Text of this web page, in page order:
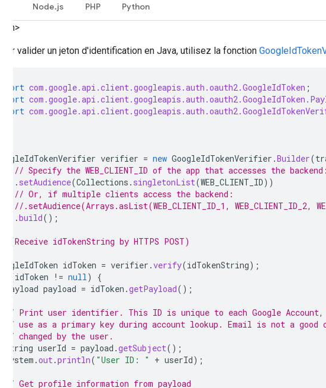
Node.js PHP Python
</ph>
Pour valider un jeton d'identification en Java, utilisez la fonction
import com.google.api.client.googleapis.auth.oauth2.GoogleIdToken ;
import
import
GoogleIdTokenVerifier verifier = new GoogleIdTokenVerifier .Builder(
// Specify the WEB_CLIENT_ID of the app that accesses the backend:
. setAudience(Collections . singletonList(WEB_CLIENT_ID))
// Or, if multiple clients access the backend:
//.setAudience(Arrays.asList(WEB_CLIENT_ID_1, WEB_CLIENT_ID_2,
.build();
// (Receive idTokenString by HTTPS POST)
GoogleIdToken idToken = verifier .verify(idTokenString);
(idToken != null)
{
Payload payload = idToken .getPayload();
// Print user identifier. This ID is unique to each Google
// use as a primary key during account lookup. Email is not a good
// changed by the user.
String userId = payload .getSubject();
System .out.println( "User ID: " + userId);
// Get profile information from payload